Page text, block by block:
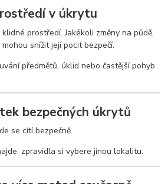
v úkrytu
prostředí. Jakékoli změny na půdě,
snížit její pocit bezpečí.
předmětů, úklid nebo častější pohyb
bezpečných úkrytů
se cítí bezpečně.
zpravidla si vybere jinou lokalitu.